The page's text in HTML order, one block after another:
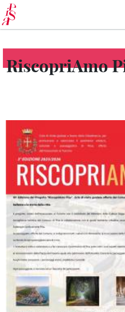
Salta
al
contenuto
principale
RiscopriAmo